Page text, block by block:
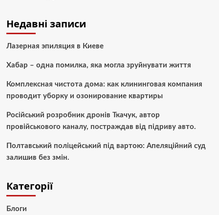
Недавні записи
Лазерная эпиляция в Киеве
Хабар – одна помилка, яка могла зруйнувати життя
Комплексная чистота дома: как клининговая компания
проводит уборку и озонирование квартиры
Російський розробник дронів Ткачук, автор
провійськового каналу, постраждав від підриву авто.
Полтавський поліцейський під вартою: Апеляційний суд
залишив без змін.
Категорії
Блоги